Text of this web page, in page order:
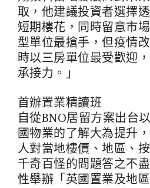
取，他建議投資者選擇
短期樓花，同時留意市
型單位最搶手，但疫情
時以三房單位最受歡迎
承接力。」
首辦置業精讀班
自從BNO居留方案出台
國物業的了解大為提升
人對當地樓價、地區、
千奇百怪的問題答之不
性舉辦「英國置業及地